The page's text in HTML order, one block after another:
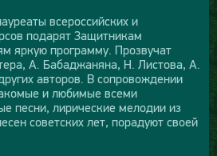
всероссийских и
подарят Защитникам
яркую программу. Прозвучат
А. Бабаджаняна, Н. Листова, А.
авторов. В сопровождении
и любимые всеми
песни, лирические мелодии из
советских лет, порадуют своей